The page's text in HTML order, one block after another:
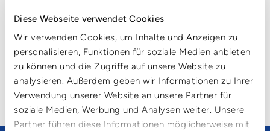
Diese Webseite verwendet Cookies
Wir verwenden Cookies, um Inhalte und Anzeigen zu
personalisieren, Funktionen für soziale Medien anbieten
zu können und die Zugriffe auf unsere Website zu
analysieren. Außerdem geben wir Informationen zu Ihrer
Verwendung unserer Website an unsere Partner für
soziale Medien, Werbung und Analysen weiter. Unsere
Partner führen diese Informationen möglicherweise mit
liefern, was unsere Kunden benötigen. Damit decken wir das
komplette Management rund um die Mehrweg-
Transportverpackungen ab – von der Anlieferung und
Abholung, über die hygienische Reinigung bis hin zum Pool-
Management und Wiederanlieferung bei unseren Kunden.
Im Jahr 2019 hat der von der Deutschen Beteiligungs AG
gegründete DBAG Fund VII die Anteile der Cartonplast-
Gruppe erworben.